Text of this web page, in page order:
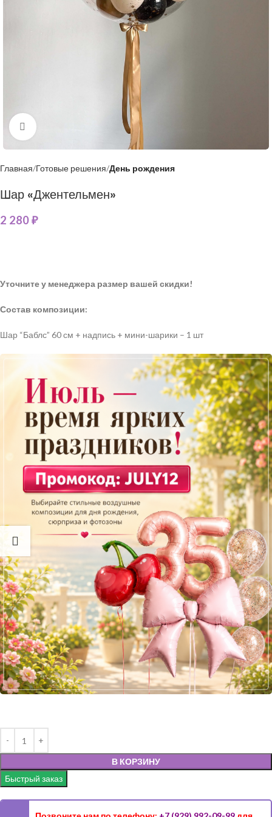
Нажмите, чтобы увеличить
Главная Готовые решения День рождения
Шар «Джентельмен»
2 280₽
Уточните у менеджера размер вашей скидки!
Состав композиции:
Шар “Баблс” 60 см + надпись + мини-шарики – 1 шт
В КОРЗИНУ
Быстрый заказ